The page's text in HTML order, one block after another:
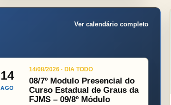
Ver calendário completo
14
AGO
14/08/2026 · DIA TODO
08/7º Modulo Presencial do
Curso Estadual de Graus da
FJMS – 09/8º Módulo